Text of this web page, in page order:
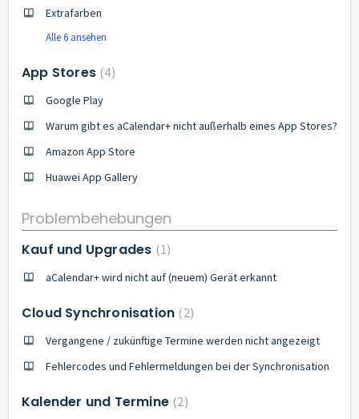
Extrafarben
Alle 6 ansehen
App Stores 4
Google Play
Warum gibt es aCalendar+ nicht außerhalb eines App Stores?
Amazon App Store
Huawei App Gallery
Problembehebungen
Kauf und Upgrades 1
aCalendar+ wird nicht auf (neuem) Gerät erkannt
Cloud Synchronisation 2
Vergangene / zukünftige Termine werden nicht angezeigt
Fehlercodes und Fehlermeldungen bei der Synchronisation
Kalender und Termine 2